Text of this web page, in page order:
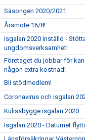
Säsongen 2020/2021
Årsmöte 16/8!
Isgalan 2020 inställd -
ungdomsverksamhet!
Företaget du jobbar för
någon extra kostnad!
Bli stödmedlem!
Coronavirus och isgalan
Kulissbygge isgalan 2020
Isgalan 2020 - Datumet